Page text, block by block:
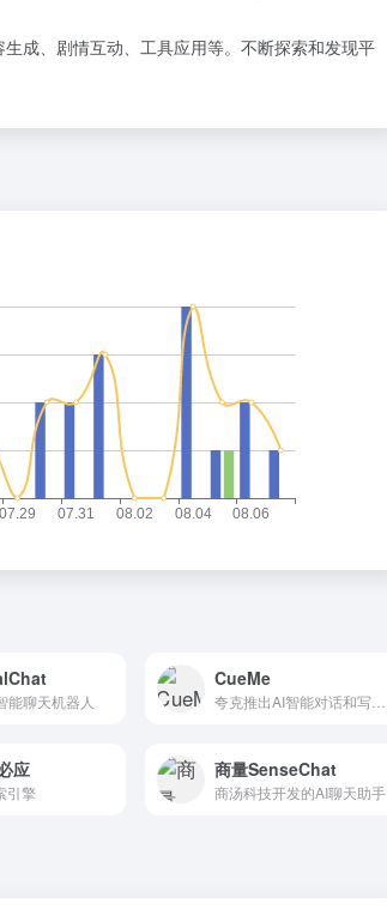
成、剧情互动、工具应用等。不断探索和发现平
能聊天机器人
CueMe
应
引擎
商量SenseChat
商汤科技开发的AI聊天助手